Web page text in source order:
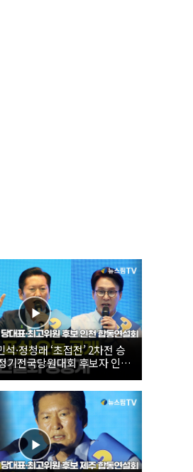
·정청래 ‘초접전’ 2차전 승
기전국당원대회 후보자 인천
계 | 26.08.08